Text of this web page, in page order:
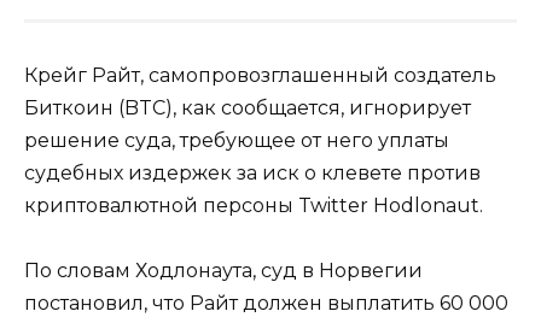
Крейг Райт, самопровозглашенный создатель
Биткоин (BTC), как сообщается, игнорирует
решение суда, требующее от него уплаты
судебных издержек за иск о клевете против
криптовалютной персоны Twitter Hodlonaut.
По словам Ходлонаута, суд в Норвегии
постановил, что Райт должен выплатить 60 000